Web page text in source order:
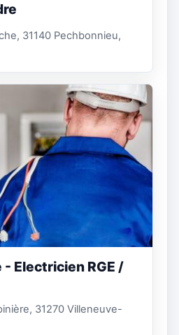
31140 Pechbonnieu,
- Electricien RGE /
31270 Villeneuve-